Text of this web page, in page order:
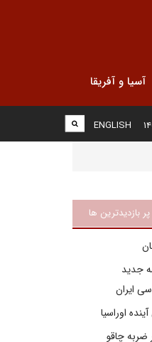
آسیا و آفریقا
ENGLISH
پر بازدیدترین ها
جدید
ایران
اوراسیا
ضربه چاقو